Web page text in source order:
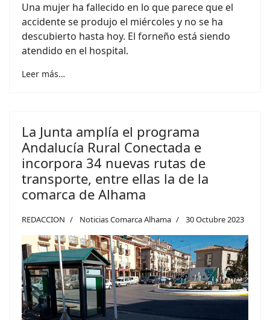
Una mujer ha fallecido en lo que parece que el
accidente se produjo el miércoles y no se ha
descubierto hasta hoy. El forneño está siendo
atendido en el hospital.
Leer más…
La Junta amplía el programa
Andalucía Rural Conectada e
incorpora 34 nuevas rutas de
transporte, entre ellas la de la
comarca de Alhama
REDACCION Noticias Comarca Alhama 30 Octubre 2023